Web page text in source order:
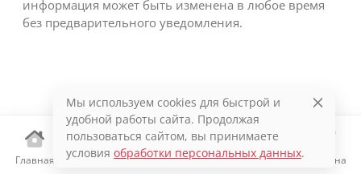
Главная Каталог Избранное Корзина
информация может быть изменена в любое время
без предварительного уведомления.
Мы используем cookies для быстрой и
удобной работы сайта. Продолжая
пользоваться сайтом, вы принимаете
условия обработки персональных данных.